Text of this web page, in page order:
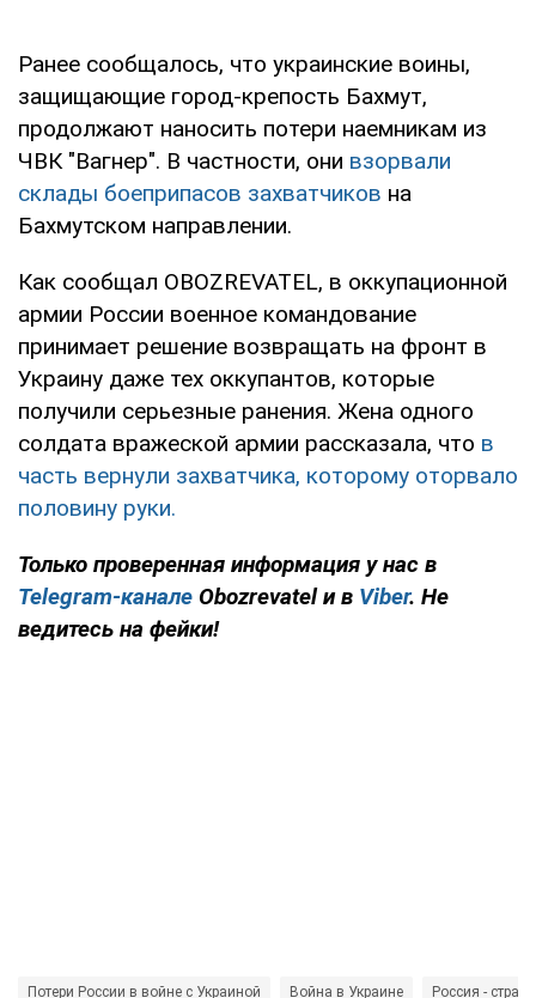
Ранее сообщалось, что украинские воины,
защищающие город-крепость Бахмут,
продолжают наносить потери наемникам из
ЧВК "Вагнер". В частности, они взорвали
склады боеприпасов захватчиков на
Бахмутском направлении.
Как сообщал OBOZREVATEL, в оккупационной
армии России военное командование
принимает решение возвращать на фронт в
Украину даже тех оккупантов, которые
получили серьезные ранения. Жена одного
солдата вражеской армии рассказала, что в
часть вернули захватчика, которому оторвало
половину руки.
Только проверенная информация у нас в
Telegram-канале Obozrevatel и в Viber. Не
ведитесь на фейки!
Потери России в войне с Украиной Война в Украине Россия -